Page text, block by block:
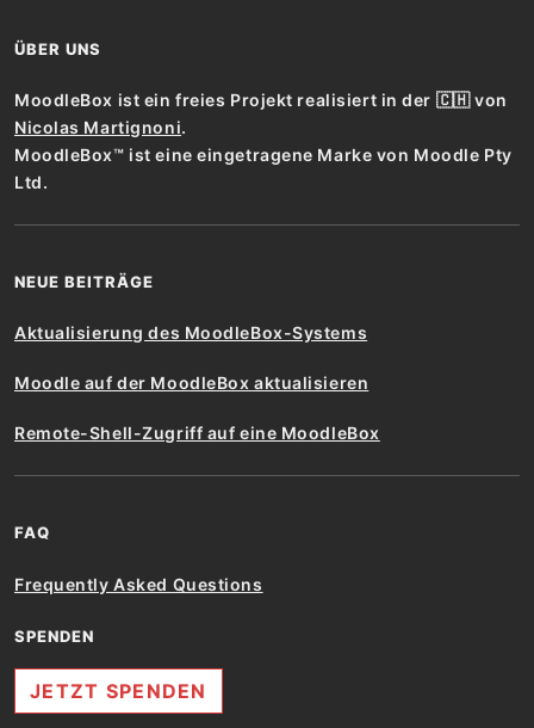
ÜBER UNS
MoodleBox ist ein freies Projekt realisiert in der 🇨🇭 von
Nicolas Martignoni.
MoodleBox™ ist eine eingetragene Marke von Moodle Pty
Ltd.
NEUE BEITRÄGE
Aktualisierung des MoodleBox-Systems
Moodle auf der MoodleBox aktualisieren
Remote-Shell-Zugriff auf eine MoodleBox
FAQ
Frequently Asked Questions
SPENDEN
JETZT SPENDEN